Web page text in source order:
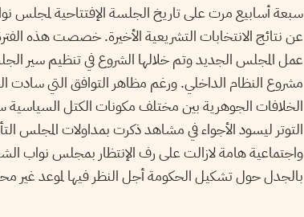
سبعة أسابيع مرت على تاريخ الجلسة الإفتتاحية لمجلس
عن نتائج الانتخابات التشريعية الأخيرة. خصصت هذه
عمل المجلس الجديد وتم خلالها الشروع في تنظيم سير
مشروع النظام الداخلي. ورغم مظاهر التوافق التي سادت
الخلافات الجوهرية بين مختلف مكونات الكتل
التوتر ليسود الأجواء في مشاهد ذكرت بمداولات المجلس
واجتماعية هامة لازالت على رف الإنتظار بمجلس نواب
بالجدل حول تشكيل الحكومة أجل النظر فيها لموعد غير